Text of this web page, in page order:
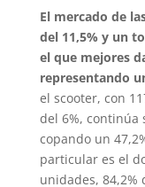
El mercado de
del 11,5% y un
el que mejores
representando
el scooter, con
del 6%, continúa
copando un
particular es el
unidades, 84,2%